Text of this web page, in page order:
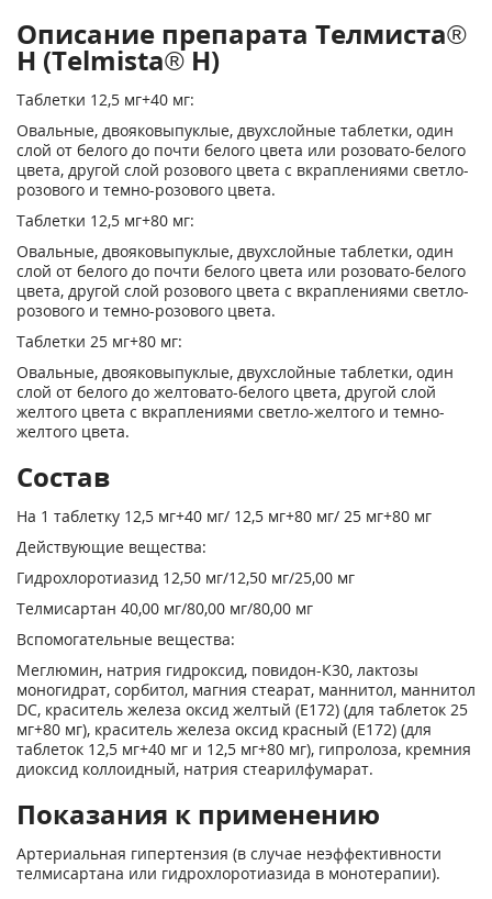
Описание препарата Телмиста®
Н (Telmista® H)
Таблетки 12,5 мг+40 мг:
Овальные, двояковыпуклые, двухслойные таблетки, один
слой от белого до почти белого цвета или розовато-белого
цвета, другой слой розового цвета с вкраплениями светло-
розового и темно-розового цвета.
Таблетки 12,5 мг+80 мг:
Овальные, двояковыпуклые, двухслойные таблетки, один
слой от белого до почти белого цвета или розовато-белого
цвета, другой слой розового цвета с вкраплениями светло-
розового и темно-розового цвета.
Таблетки 25 мг+80 мг:
Овальные, двояковыпуклые, двухслойные таблетки, один
слой от белого до желтовато-­белого цвета, другой слой
желтого цвета с вкраплениями светло-желтого и темно-
желтого цвета.
Состав
На 1 таблетку 12,5 мг+40 мг/ 12,5 мг+80 мг/ 25 мг+80 мг
Действующие вещества:
Гидрохлоротиазид 12,50 мг/12,50 мг/25,00 мг
Телмисартан 40,00 мг/80,00 мг/80,00 мг
Вспомогательные вещества:
Меглюмин, натрия гидроксид, повидон-К30, лактозы
моногидрат, сорбитол, магния стеарат, маннитол, маннитол
DC, краситель железа оксид желтый (Е172) (для таблеток 25
мг+80 мг), краситель железа оксид красный (Е172) (для
таблеток 12,5 мг+40 мг и 12,5 мг+80 мг), гипролоза, кремния
диоксид коллоидный, натрия стеарилфумарат.
Показания к применению
Артериальная гипертензия (в случае неэффективности
телмисартана или гидрохлоротиазида в монотерапии).